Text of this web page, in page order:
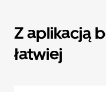
Z aplikacją
łatwiej